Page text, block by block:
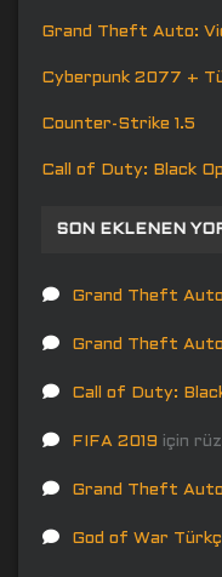
Grand Theft Auto:
Cyberpunk 2077 +
Counter-Strike 1.5
Call of Duty: Black
SON EKLENEN
Grand Theft
Grand Theft
Call of Duty:
FIFA 2019 için
Grand Theft
God of War